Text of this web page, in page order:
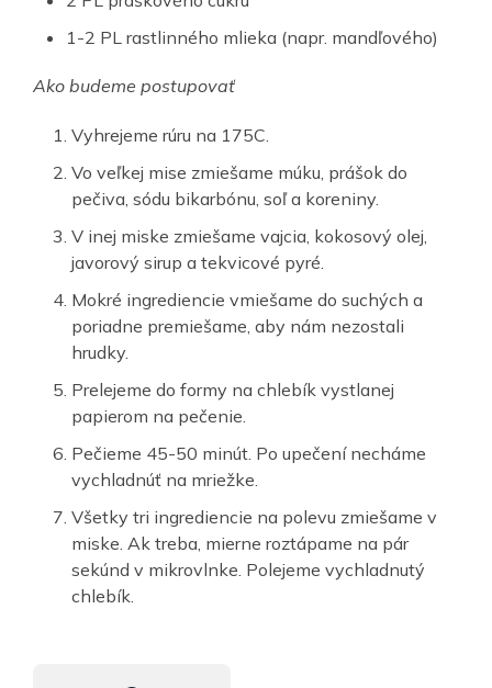
1-2 PL rastlinného mlieka (napr. mandľového)
Ako budeme postupovať
Vyhrejeme rúru na 175C.
Vo veľkej mise zmiešame múku, prášok do
pečiva, sódu bikarbónu, soľ a koreniny.
V inej miske zmiešame vajcia, kokosový olej,
javorový sirup a tekvicové pyré.
Mokré ingrediencie vmiešame do suchých a
poriadne premiešame, aby nám nezostali
hrudky.
Prelejeme do formy na chlebík vystlanej
papierom na pečenie.
Pečieme 45-50 minút. Po upečení necháme
vychladnúť na mriežke.
Všetky tri ingrediencie na polevu zmiešame v
miske. Ak treba, mierne roztápame na pár
sekúnd v mikrovlnke. Polejeme vychladnutý
chlebík.